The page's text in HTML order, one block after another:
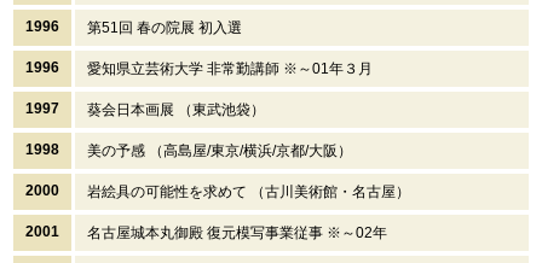
1996 第51回 春の院展 初入選
1996 愛知県立芸術大学 非常勤講師 ※～01年３月
1997 葵会日本画展 （東武池袋）
1998 美の予感 （高島屋/東京/横浜/京都/大阪）
2000 岩絵具の可能性を求めて （古川美術館・名古屋）
2001 名古屋城本丸御殿 復元模写事業従事 ※～02年